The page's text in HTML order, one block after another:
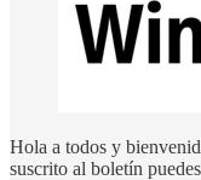
Hola a todos y
suscrito al boletín